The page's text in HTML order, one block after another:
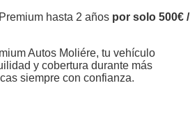
hasta 2 años por solo 500€ /
Autos Moliére, tu vehículo
y cobertura durante más
siempre con confianza.